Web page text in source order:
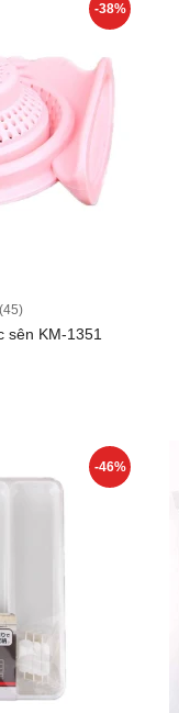
-38%
sên KM-1351
-46%